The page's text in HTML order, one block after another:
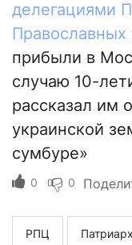
делегациями
Православных
прибыли в
случаю 10-
рассказал им
украинской
сумбуре»
0 0
РПЦ